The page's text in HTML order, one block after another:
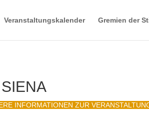
Veranstaltungskalender Gremien der
INFORMATIONEN ZUR